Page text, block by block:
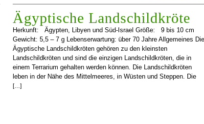
Ägyptische Landschildkröte
Herkunft: Ägypten, Libyen und Süd-Israel Größe: 9 bis 10 cm
Gewicht: 5,5 – 7 g Lebenserwartung: über 70 Jahre Allgemeines Die
Ägyptische Landschildkröten gehören zu den kleinsten
Landschildkröten und sind die einzigen Landschildkröten, die in
einem Terrarium gehalten werden können. Die Landschildkröten
leben in der Nähe des Mittelmeeres, in Wüsten und Steppen. Die
[…]